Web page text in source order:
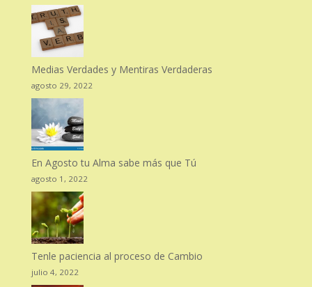
Medias Verdades y Mentiras Verdaderas
agosto 29, 2022
En Agosto tu Alma sabe más que Tú
agosto 1, 2022
Tenle paciencia al proceso de Cambio
julio 4, 2022